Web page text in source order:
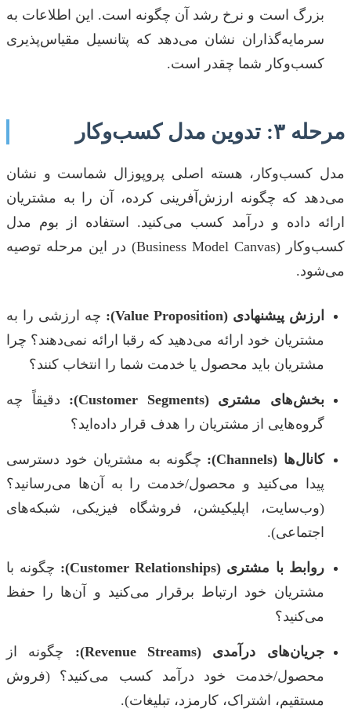
بزرگ است و نرخ رشد آن چگونه است. این اطلاعات به
سرمایه‌گذاران نشان می‌دهد که پتانسیل مقیاس‌پذیری
کسب‌وکار شما چقدر است.
مرحله ۳: تدوین مدل کسب‌وکار
مدل کسب‌وکار، هسته اصلی پروپوزال شماست و نشان
می‌دهد که چگونه ارزش‌آفرینی کرده، آن را به مشتریان
ارائه داده و درآمد کسب می‌کنید. استفاده از بوم مدل
کسب‌وکار (Business Model Canvas) در این مرحله توصیه
می‌شود.
ارزش پیشنهادی (Value Proposition):
چه ارزشی را به
مشتریان خود ارائه می‌دهید که رقبا ارائه نمی‌دهند؟ چرا
مشتریان باید محصول یا خدمت شما را انتخاب کنند؟
بخش‌های مشتری (Customer Segments):
دقیقاً چه
گروه‌هایی از مشتریان را هدف قرار داده‌اید؟
کانال‌ها (Channels):
چگونه به مشتریان خود دسترسی
پیدا می‌کنید و محصول/خدمت را به آن‌ها می‌رسانید؟
(وب‌سایت، اپلیکیشن، فروشگاه فیزیکی، شبکه‌های
اجتماعی).
روابط با مشتری (Customer Relationships):
چگونه با
مشتریان خود ارتباط برقرار می‌کنید و آن‌ها را حفظ
می‌کنید؟
جریان‌های درآمدی (Revenue Streams):
چگونه از
محصول/خدمت خود درآمد کسب می‌کنید؟ (فروش
مستقیم، اشتراک، کارمزد، تبلیغات).